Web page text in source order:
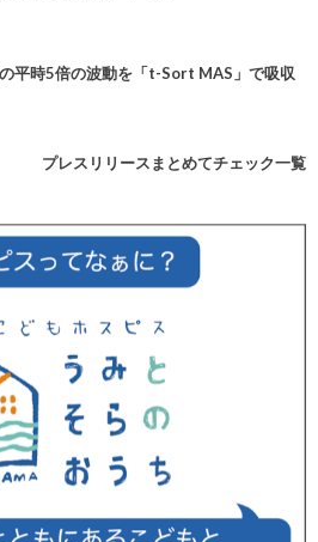
平時5倍の波動を「t-Sort MAS」で吸収
プレスリリースまとめてチェック一覧